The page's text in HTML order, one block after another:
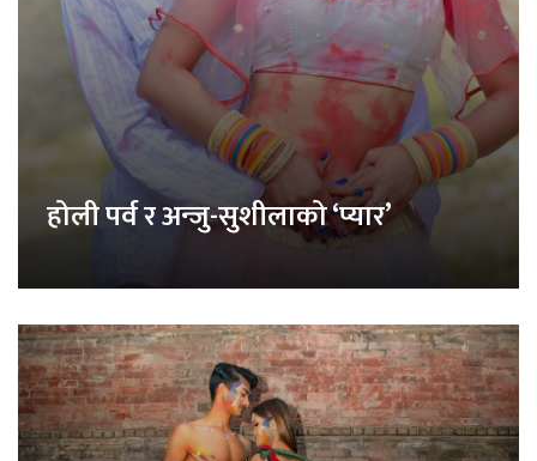
होली पर्व र अन्जु-सुशीलाको ‘प्यार’